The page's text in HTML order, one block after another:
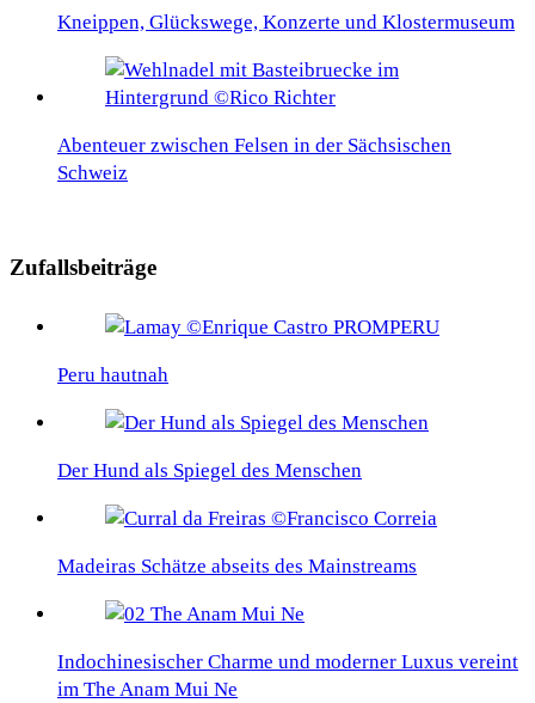
Kneippen, Glückswege, Konzerte und Klostermuseum
Abenteuer zwischen Felsen in der Sächsischen
Schweiz
Zufallsbeiträge
Peru hautnah
Der Hund als Spiegel des Menschen
Madeiras Schätze abseits des Mainstreams
Indochinesischer Charme und moderner Luxus vereint
im The Anam Mui Ne